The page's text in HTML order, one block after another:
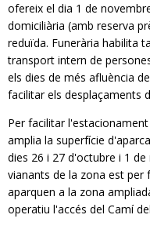
ofereix el dia 1 de
domiciliària (amb reserva
reduïda. Funerària habilita
transport intern de
els dies de més afluència
facilitar els desplaçaments
Per facilitar
amplia la superfície
dies 26 i 27 d'octubre i 1
vianants de la zona est per
aparquen a la zona
operatiu l'accés del Camí